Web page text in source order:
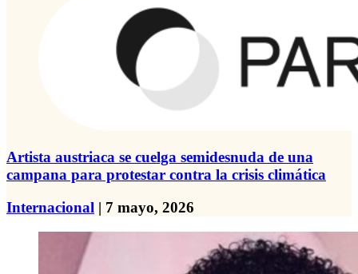
Artista austriaca se cuelga semidesnuda de una
campana para protestar contra la crisis climática
Internacional | 7 mayo, 2026